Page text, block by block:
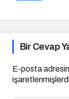
Bir Cevap
E-posta